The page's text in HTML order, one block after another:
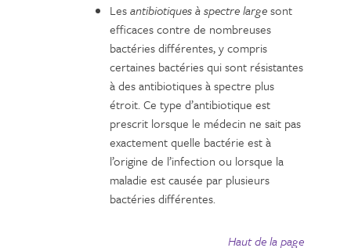
Lesantibiotiques à spectre largesont
efficaces contre de nombreuses
bactéries différentes, y compris
certaines bactéries qui sont résistantes
à des antibiotiques à spectre plus
étroit. Ce type d’antibiotique est
prescrit lorsque le médecin ne sait pas
exactement quelle bactérie est à
l’origine de l’infection ou lorsque la
maladie est causée par plusieurs
bactéries différentes.
Haut de la page